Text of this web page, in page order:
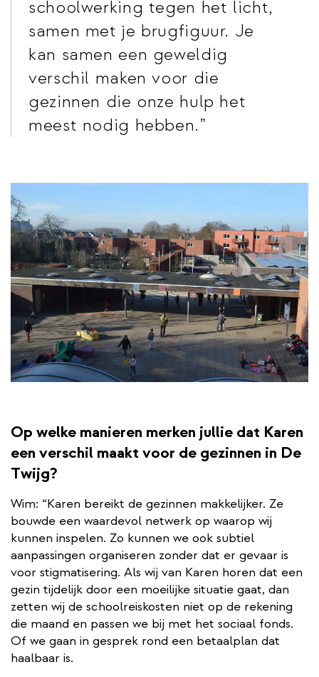
schoolwerking tegen het licht,
samen met je brugfiguur. Je
kan samen een geweldig
verschil maken voor die
gezinnen die onze hulp het
meest nodig hebben.
Op welke manieren merken jullie dat Karen
een verschil maakt voor de gezinnen in De
Twijg?
Wim: “Karen bereikt de gezinnen makkelijker. Ze
bouwde een waardevol netwerk op waarop wij
kunnen inspelen. Zo kunnen we ook subtiel
aanpassingen organiseren zonder dat er gevaar is
voor stigmatisering. Als wij van Karen horen dat een
gezin tijdelijk door een moeilijke situatie gaat, dan
zetten wij de schoolreiskosten niet op de rekening
die maand en passen we bij met het sociaal fonds.
Of we gaan in gesprek rond een betaalplan dat
haalbaar is.